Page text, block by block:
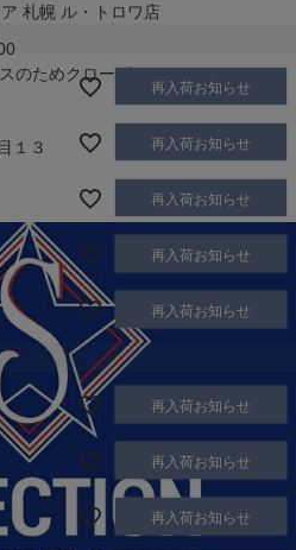
札幌 ル・トロワ店
のためクローズ）
１３
再入荷お知らせ
再入荷お知らせ
再入荷お知らせ
再入荷お知らせ
再入荷お知らせ
再入荷お知らせ
再入荷お知らせ
再入荷お知らせ